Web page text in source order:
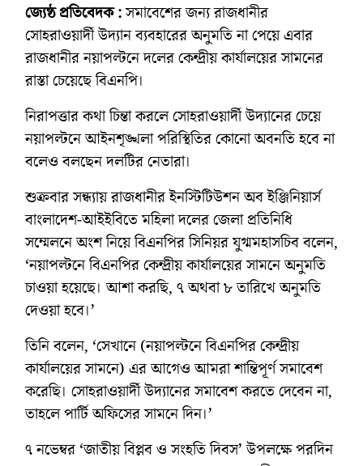
জ্যেষ্ঠ প্রতিবেদক :সমাবেশের জন্য রাজধানীর
সোহরাওয়ার্দী উদ্যান ব্যবহারের অনুমতি না পেয়ে এবার
রাজধানীর নয়াপল্টনে দলের কেন্দ্রীয় কার্যালয়ের সামনের
রাস্তা চেয়েছে বিএনপি।
নিরাপত্তার কথা চিন্তা করলে সোহরাওয়ার্দী উদ্যানের চেয়ে
নয়াপল্টনে আইনশৃঙ্খলা পরিস্থিতির কোনো অবনতি হবে না
বলেও বলছেন দলটির নেতারা।
শুক্রবার সন্ধ্যায় রাজধানীর ইনস্টিটিউশন অব ইঞ্জিনিয়ার্স
বাংলাদেশ-আইইবিতে মহিলা দলের জেলা প্রতিনিধি
সম্মেলনে অংশ নিয়ে বিএনপির সিনিয়র যুগ্মমহাসচিব বলেন,
‘নয়াপল্টনে বিএনপির কেন্দ্রীয় কার্যালয়ের সামনে অনুমতি
চাওয়া হয়েছে। আশা করছি, ৭ অথবা ৮ তারিখে অনুমতি
দেওয়া হবে।’
তিনি বলেন, ‘সেখানে (নয়াপল্টনে বিএনপির কেন্দ্রীয়
কার্যালয়ের সামনে) এর আগেও আমরা শান্তিপূর্ণ সমাবেশ
করেছি। সোহরাওয়ার্দী উদ্যানের সমাবেশ করতে দেবেন না,
তাহলে পার্টি অফিসের সামনে দিন।’
৭ নভেম্বর ‘জাতীয় বিপ্লব ও সংহতি দিবস’ উপলক্ষে পরদিন